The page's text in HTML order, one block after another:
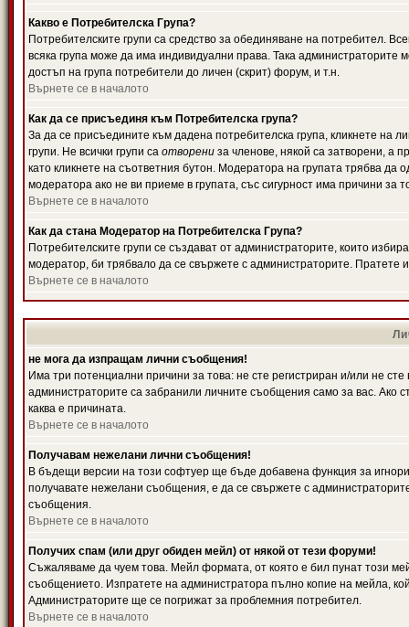
Какво е Потребителска Група?
Потребителските групи са средство за обединяване на потребител.
всяка група може да има индивидуални права. Така
достъп на група потребители до личен (скрит) форум, и т.н.
Върнете се в началото
Как да се присъединя към Потребителска група?
За да се присъедините към дадена потребителска група, кликнете на
групи. Не всички групи са отворени за членове, някой са затворени, а
като кликнете на съответния бутон. Модератора на групата трябва
модератора ако не ви приеме в групата, със сигурност има причини за
Върнете се в началото
Как да стана Модератор на Потребителска Група?
Потребителските групи се създават от администраторите, които
модератор, би трябвало да се свържете с администраторите.
Върнете се в началото
не мога да изпращам лични съобщения!
Има три потенциални причини за това: не сте регистриран и/или не
администраторите са забранили личните съобщения само за вас. Ако
каква е причината.
Върнете се в началото
Получавам нежелани лични съобщения!
В бъдещи версии на този софтуер ще бъде добавена функция за
получавате нежелани съобщения, е да се свържете с
съобщения.
Върнете се в началото
Получих спам (или друг обиден мейл) от някой от тези форуми!
Съжаляваме да чуем това. Мейл формата, от която е бил пунат този
съобщението. Изпратете на администратора пълно копие на мейла,
Администраторите ще се погрижат за проблемния потребител.
Върнете се в началото